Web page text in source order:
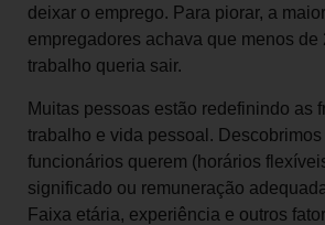
deixar o emprego. Para piorar, a
empregadores achava que menos de
trabalho queria sair.
Muitas pessoas estão redefinindo as
trabalho e vida pessoal.
funcionários querem (horários
significado ou remuneração
Faixa etária, experiência e outros